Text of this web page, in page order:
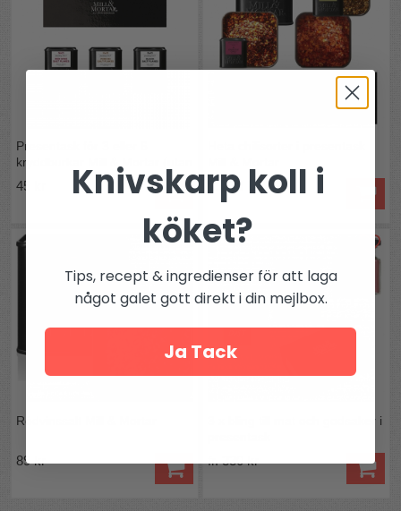
Presentask för 3 eller 6
kryddburkar Mill & Mortar (utan
burkar)
45 kr fr. 339 kr
Rödvinssalt Mill & Mortar
89 kr
3 x bling till mat och godsaker i
fr. 330 kr
Knivskarp koll i
köket?
Tips, recept & ingredienser för att laga
något galet gott direkt i din mejlbox.
Ja Tack